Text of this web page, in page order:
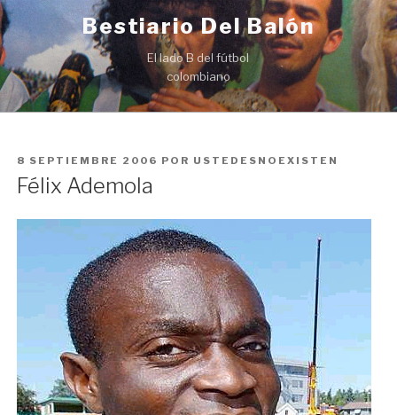
Ir
al
contenido
Bestiario Del Balón
El lado B del fútbol
colombiano
PUBLICADO
EN
8 SEPTIEMBRE 2006 POR USTEDESNOEXISTEN
Félix Ademola